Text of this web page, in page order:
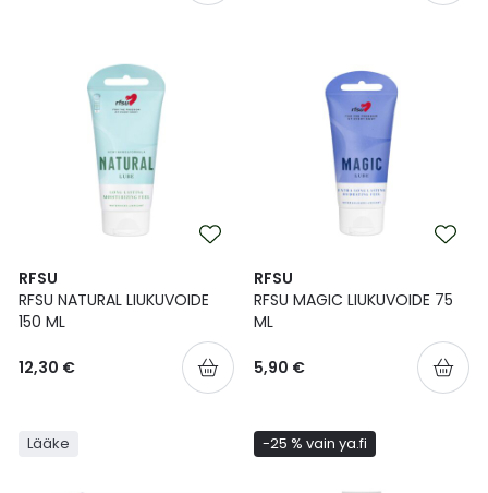
RFSU
RFSU NATURAL LIUKUVOIDE
150 ML
12,30 €
RFSU
RFSU MAGIC LIUKUVOIDE 75
ML
5,90 €
Lääke -25 % vain ya.fi